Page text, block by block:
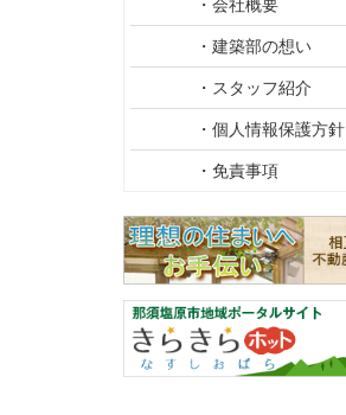
・会社概要
・建築部の想い
・スタッフ紹介
・個人情報保護方針
・免責事項